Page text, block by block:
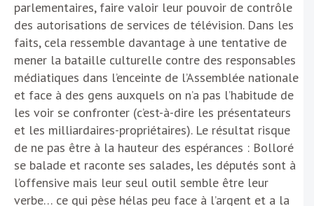
parlementaires, faire valoir leur pouvoir de contrôle
des autorisations de services de télévision. Dans les
faits, cela ressemble davantage à une tentative de
mener la bataille culturelle contre des responsables
médiatiques dans l’enceinte de l’Assemblée nationale
et face à des gens auxquels on n’a pas l’habitude de
les voir se confronter (c’est-à-dire les présentateurs
et les milliardaires-propriétaires). Le résultat risque
de ne pas être à la hauteur des espérances : Bolloré
se balade et raconte ses salades, les députés sont à
l’offensive mais leur seul outil semble être leur
verbe… ce qui pèse hélas peu face à l’argent et a la